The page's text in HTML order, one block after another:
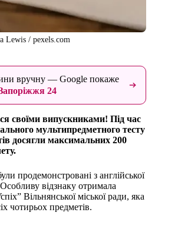
Lewis / pexels.com
вручну — Google покаже
24
своїми випускниками! Під час
мультипредметного тесту
досягли максимальних 200
продемонстровані з англійської
відзнаку отримала
Вільнянської міської ради, яка
чотирьох предметів.